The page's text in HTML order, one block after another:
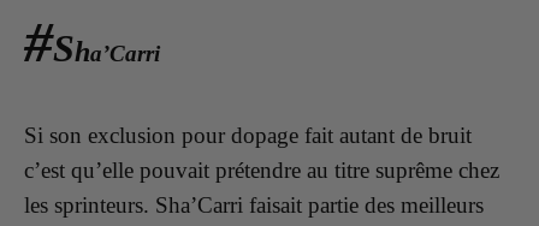
#Sha’Carri
Si son exclusion pour dopage fait autant de bruit
c’est qu’elle pouvait prétendre au titre suprême chez
les sprinteurs. Sha’Carri faisait partie des meilleurs